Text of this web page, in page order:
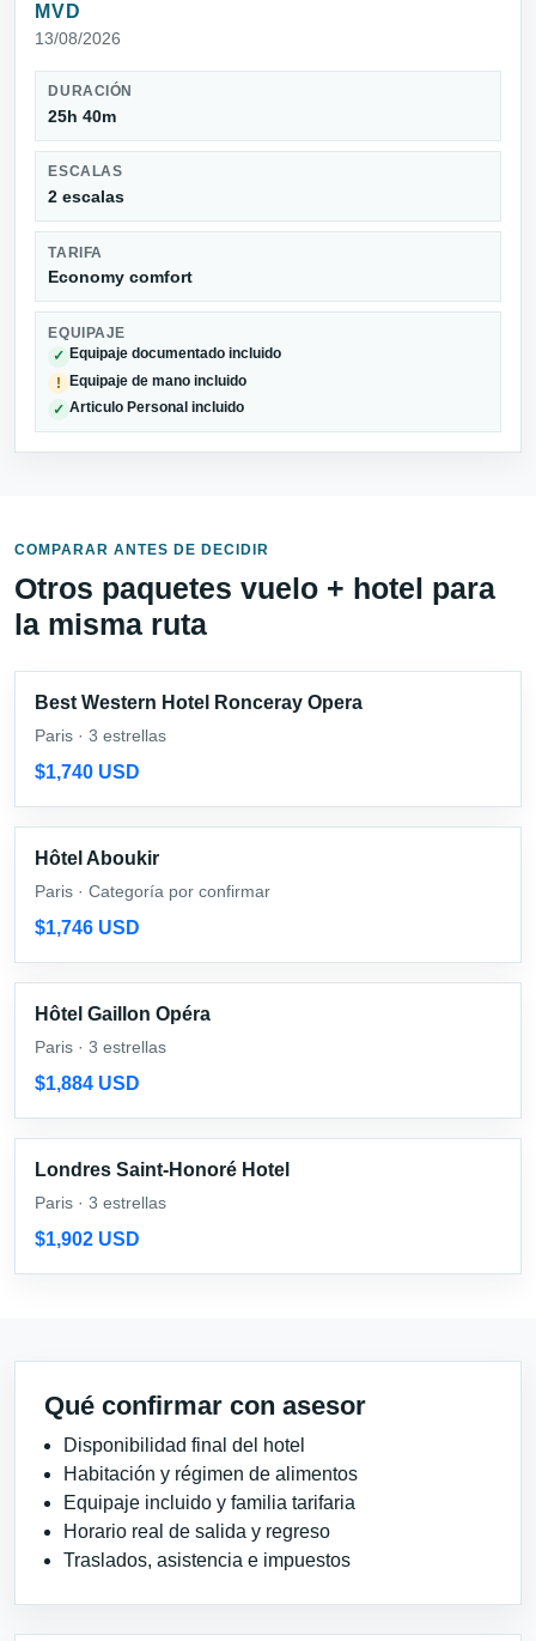
MVD
13/08/2026
DURACIÓN
25h 40m
ESCALAS
2 escalas
TARIFA
Economy comfort
EQUIPAJE
✓ Equipaje documentado incluido
! Equipaje de mano incluido
✓ Articulo Personal incluido
COMPARAR ANTES DE DECIDIR
Otros paquetes vuelo + hotel para
la misma ruta
Best Western Hotel Ronceray Opera
Paris · 3 estrellas
$1,740 USD
Hôtel Aboukir
Paris · Categoría por confirmar
$1,746 USD
Hôtel Gaillon Opéra
Paris · 3 estrellas
$1,884 USD
Londres Saint-Honoré Hotel
Paris · 3 estrellas
$1,902 USD
Qué confirmar con asesor
Disponibilidad final del hotel
Habitación y régimen de alimentos
Equipaje incluido y familia tarifaria
Horario real de salida y regreso
Traslados, asistencia e impuestos